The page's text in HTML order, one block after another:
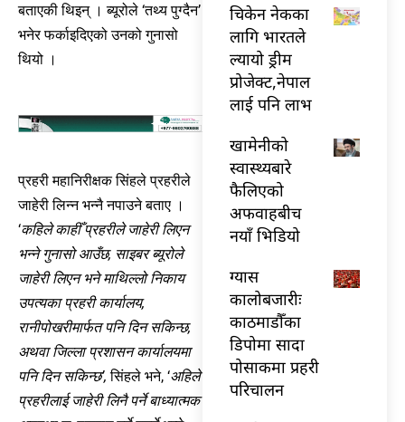
बताएकी थिइन् । ब्यूरोले ‘तथ्य पुग्दैन’
भनेर फर्काइदिएको उनको गुनासो
थियो ।
प्रहरी महानिरीक्षक सिंहले प्रहरीले
जाहेरी लिन्न भन्नै नपाउने बताए ।
‘कहिले काहीँ प्रहरीले जाहेरी लिएन
भन्ने गुनासो आउँछ, साइबर ब्यूरोले
जाहेरी लिएन भने माथिल्लो निकाय
उपत्यका प्रहरी कार्यालय,
रानीपोखरीमार्फत पनि दिन सकिन्छ,
अथवा जिल्ला प्रशासन कार्यालयमा
पनि दिन सकिन्छ’, सिंहले भने, ‘अहिले
प्रहरीलाई जाहेरी लिनै पर्ने बाध्यात्मक
चिकेन नेकका
लागि भारतले
ल्यायो ड्रीम
प्रोजेक्ट,नेपाल
लाई पनि लाभ
खामेनीको
स्वास्थ्यबारे
फैलिएको
अफवाहबीच
नयाँ भिडियो
ग्यास
कालोबजारीः
काठमाडौँका
डिपोमा सादा
पोसाकमा प्रहरी
परिचालन